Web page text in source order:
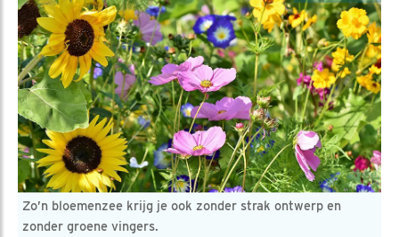
Zo’n bloemenzee krijg je ook zonder strak ontwerp en
zonder groene vingers.